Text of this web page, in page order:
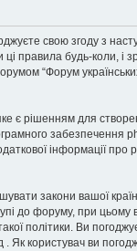
свою згоду з
правила будь-коли, і
“Форум
є рішенням для
забезпечення
інформації про
закони вашої
до форуму, при цьому
політики. Ви
. Як користувач ви